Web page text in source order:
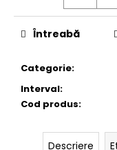
Categorie:
Interval:
Cod produs:
Întreabă
Descriere